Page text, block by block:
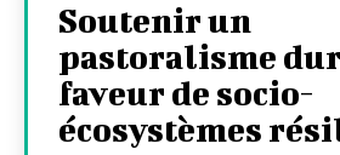
Soutenir un
pastoralisme
faveur de socio-
écosystèmes